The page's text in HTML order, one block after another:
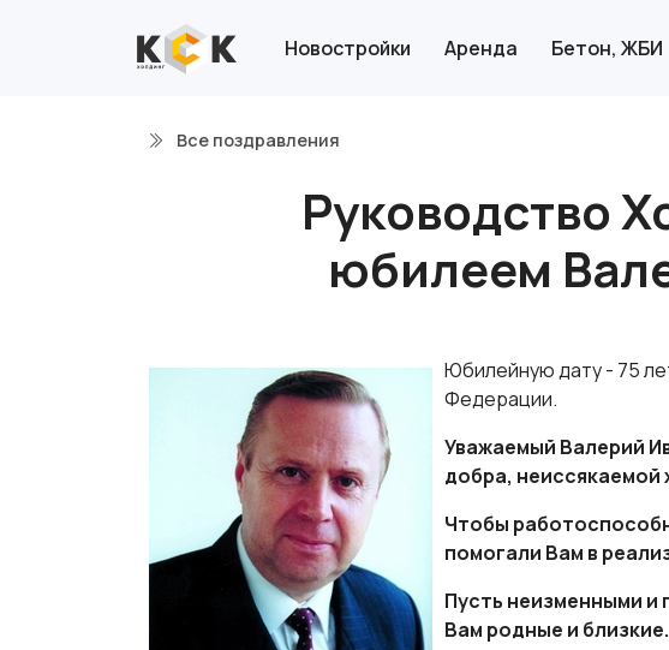
Новостройки Аренда Бетон, ЖБИ
Все поздравления
Руководство
юбилеем
Юбилейную дату - 75
Федерации.
Уважаемый Валерий
добра, неиссякаемой
Чтобы
помогали Вам в
Пусть неизменными и
Вам родные и